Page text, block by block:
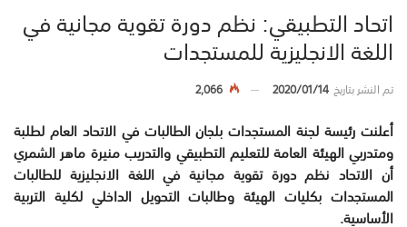
اتحاد التطبيقي: نظم دورة تقوية مجانية في
اللغة الانجليزية للمستجدات
تم النشر بتاريخ2020/01/14
2,066
أعلنت رئيسة لجنة المستجدات بلجان الطالبات في الاتحاد العام لطلبة
ومتدربي الهيئة العامة للتعليم التطبيقي والتدريب منيرة ماهر الشمري
أن الاتحاد نظم دورة تقوية مجانية في اللغة الانجليزية للطالبات
المستجدات بكليات الهيئة وطالبات التحويل الداخلي لكلية التربية
الأساسية.